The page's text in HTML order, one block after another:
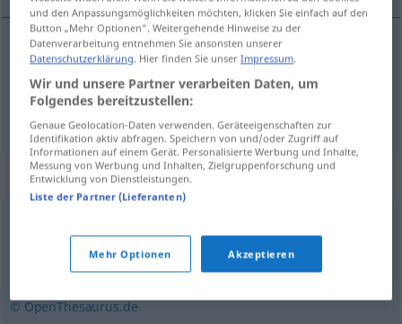
repliek, (het) wederwoord Gegenrede
tegenspraak Gegenrede Einwand
Synonyme für "Gegenrede"
Widerrede,Replik (fachspr.) ,Auskunft,Entgegnung
Erwiderung,Antwort
© OpenThesaurus.de
und den Anpassungsmöglichkeiten möchten, klicken Sie einfach auf den
Button „Mehr Optionen“. Weitergehende Hinweise zu der
Datenverarbeitung entnehmen Sie ansonsten unserer
Datenschutzerklärung. Hier finden Sie unserImpressum.
Wir und unsere Partner verarbeiten Daten, um
Folgendes bereitzustellen:
Genaue Geolocation-Daten verwenden. Geräteeigenschaften zur
Identifikation aktiv abfragen. Speichern von und/oder Zugriff auf
Informationen auf einem Gerät. Personalisierte Werbung und Inhalte,
Messung von Werbung und Inhalten, Zielgruppenforschung und
Entwicklung von Dienstleistungen.
Liste der Partner (Lieferanten)
Mehr Optionen Akzeptieren